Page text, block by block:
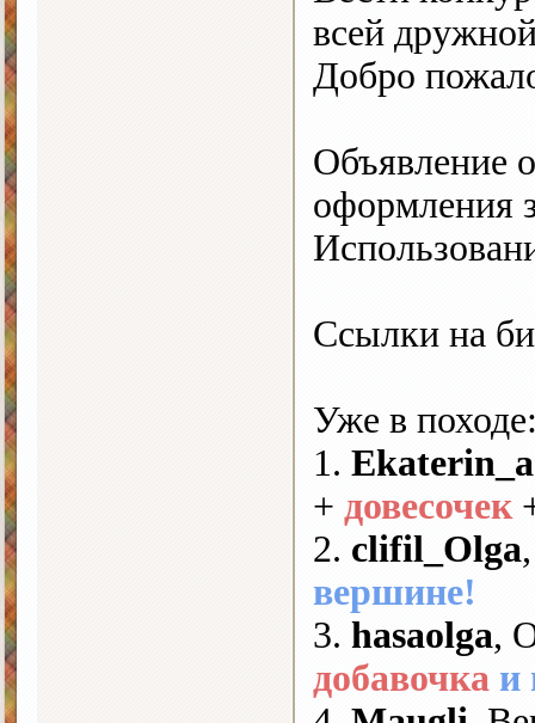
всей
Добро
Объявление
оформления
Ссылки на
Уже в
1. Ekaterin_a
+ довесочек
2. clifil_Olga
вершине!
3. hasaolga,
добавочка и